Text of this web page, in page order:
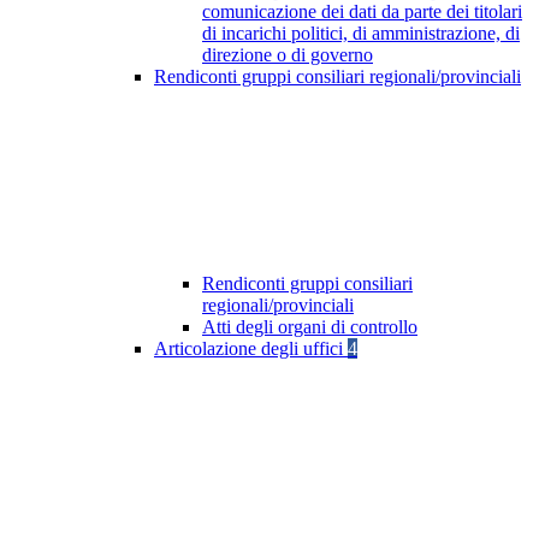
comunicazione dei dati da parte dei titolari
di incarichi politici, di amministrazione, di
direzione o di governo
Rendiconti gruppi consiliari regionali/provinciali
Rendiconti gruppi consiliari
regionali/provinciali
Atti degli organi di controllo
Articolazione degli uffici 4